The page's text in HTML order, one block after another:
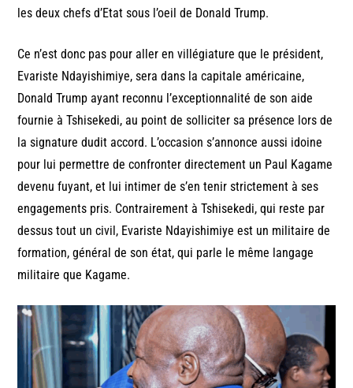
les deux chefs d’Etat sous l’oeil de Donald Trump.
Ce n’est donc pas pour aller en villégiature que le président,
Evariste Ndayishimiye, sera dans la capitale américaine,
Donald Trump ayant reconnu l’exceptionnalité de son aide
fournie à Tshisekedi, au point de solliciter sa présence lors de
la signature dudit accord. L’occasion s’annonce aussi idoine
pour lui permettre de confronter directement un Paul Kagame
devenu fuyant, et lui intimer de s’en tenir strictement à ses
engagements pris. Contrairement à Tshisekedi, qui reste par
dessus tout un civil, Evariste Ndayishimiye est un militaire de
formation, général de son état, qui parle le même langage
militaire que Kagame.